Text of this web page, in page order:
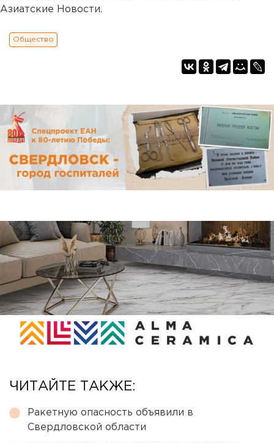
Азиатские Новости.
Общество
ЧИТАЙТЕ ТАКЖЕ:
Ракетную опасность объявили в
Свердловской области